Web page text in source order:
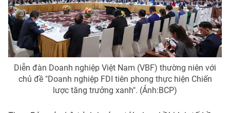
VTV9 VTV8
Liên hệ tòa soạn English
Diễn đàn Doanh nghiệp Việt Nam (VBF) thường niên với
chủ đề "Doanh nghiệp FDI tiên phong thực hiện Chiến
lược tăng trưởng xanh". (Ảnh:BCP)